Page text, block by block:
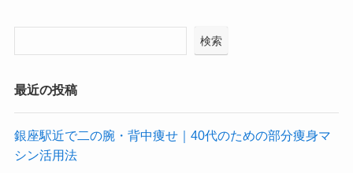
検索
最近の投稿
銀座駅近で二の腕・背中痩せ｜40代のための部分痩身マ
シン活用法